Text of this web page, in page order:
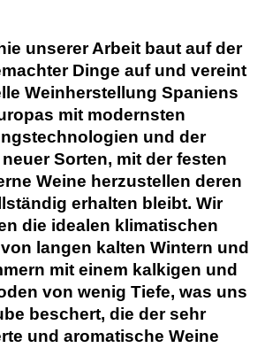
unserer Arbeit baut auf der
Dinge auf und vereint
Weinherstellung Spaniens
mit modernsten
und der
Sorten, mit der festen
Weine herzustellen deren
erhalten bleibt. Wir
die idealen klimatischen
langen kalten Wintern und
mit einem kalkigen und
von wenig Tiefe, was uns
beschert, die der sehr
und aromatische Weine